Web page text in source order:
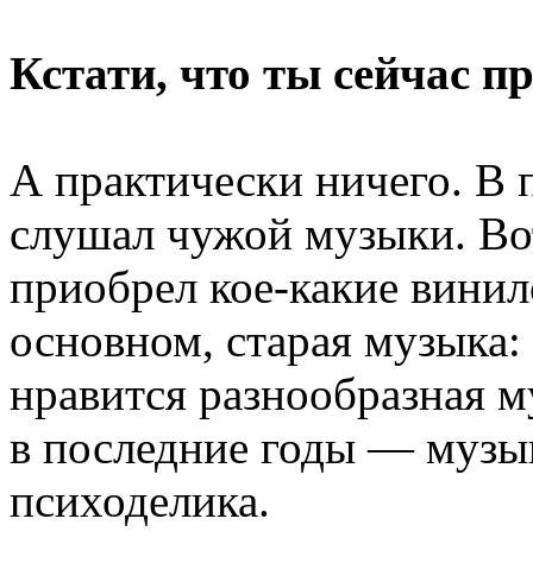
Кстати, что ты сейчас
А практически ничего. В
слушал чужой музыки.
приобрел кое-какие
основном, старая
нравится разнообразная
в последние годы —
психоделика.